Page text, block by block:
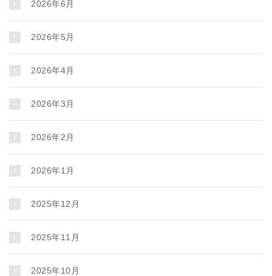
2026年6月
2026年5月
2026年4月
2026年3月
2026年2月
2026年1月
2025年12月
2025年11月
2025年10月